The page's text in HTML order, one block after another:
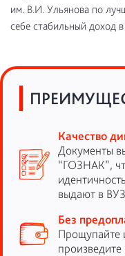
им. В.И. Ульянова по
себе стабильный доход
Качество
Документы
“ГОЗНАК”,
выдают в
Без
Прощупайте